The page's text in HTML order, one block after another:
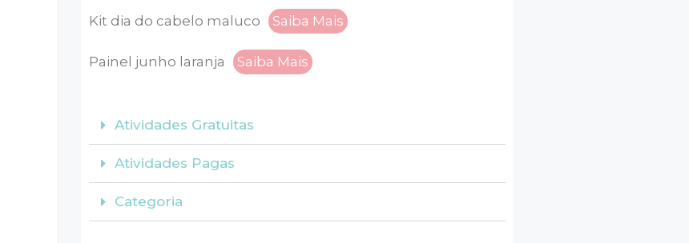
Kit dia do cabelo maluco Saiba Mais
Painel junho laranja Saiba Mais
Atividades Gratuitas
Atividades Pagas
Categoria